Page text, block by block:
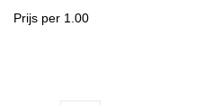
Prijs per 1.00